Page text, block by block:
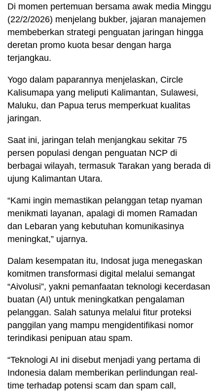
Di momen pertemuan bersama awak media Minggu
(22/2/2026) menjelang bukber, jajaran manajemen
membeberkan strategi penguatan jaringan hingga
deretan promo kuota besar dengan harga
terjangkau.
Yogo dalam paparannya menjelaskan, Circle
Kalisumapa yang meliputi Kalimantan, Sulawesi,
Maluku, dan Papua terus memperkuat kualitas
jaringan.
Saat ini, jaringan telah menjangkau sekitar 75
persen populasi dengan penguatan NCP di
berbagai wilayah, termasuk Tarakan yang berada di
ujung Kalimantan Utara.
“Kami ingin memastikan pelanggan tetap nyaman
menikmati layanan, apalagi di momen Ramadan
dan Lebaran yang kebutuhan komunikasinya
meningkat,” ujarnya.
Dalam kesempatan itu, Indosat juga menegaskan
komitmen transformasi digital melalui semangat
“Aivolusi”, yakni pemanfaatan teknologi kecerdasan
buatan (AI) untuk meningkatkan pengalaman
pelanggan. Salah satunya melalui fitur proteksi
panggilan yang mampu mengidentifikasi nomor
terindikasi penipuan atau spam.
“Teknologi AI ini disebut menjadi yang pertama di
Indonesia dalam memberikan perlindungan real-
time terhadap potensi scam dan spam call,